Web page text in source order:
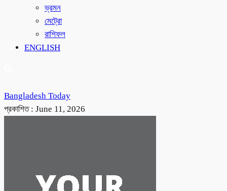
ভ্রমন
মেট্রো
রাশিফল
ENGLISH
Bangladesh Today
প্রকাশিত : June 11, 2026